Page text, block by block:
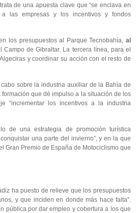
de una apuesta clave que “se enclava en
las empresas y los incentivos y fondos
los presupuestos al Parque Tecnobahía, al
de Gibraltar. La tercera línea, para el
y coordinar su acción con el resto de
sobre la industria auxiliar de la Bahía de
que dé impulso a la situación de los
“incrementar los incentivos a la industria
de una estrategia de promoción turística
una parte del invierno”, y en la que
Gran Premio de España de Motociclismo que
ha puesto de relieve que los presupuestos
y que inciden en donde más hace falta”.
pública por dar empleo y cobertura a los que